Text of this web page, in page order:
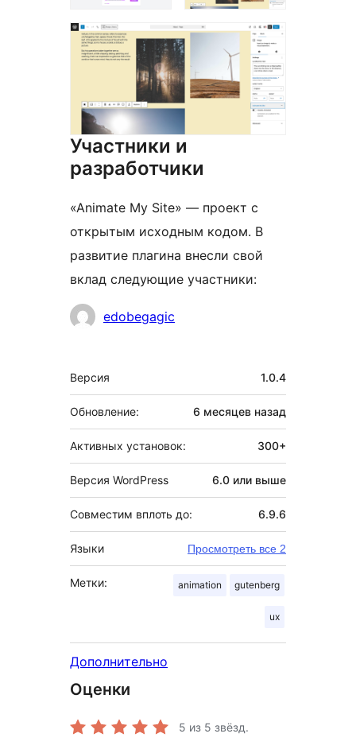
Участники и
разработчики
«Animate My Site» — проект с
открытым исходным кодом. В
развитие плагина внесли свой
вклад следующие участники:
Участникиedobegagic
Мета
Версия 1.0.4
Обновление: 6 месяцев назад
Активных установок: 300+
Версия WordPress 6.0 или выше
Совместим вплоть до: 6.9.6
Языки Просмотреть все 2
Метки: animation gutenberg
ux
Дополнительно
Оценки
5 из 5 звёзд.